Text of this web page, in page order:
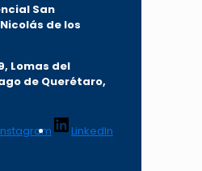
San
de los
Lomas del
de Querétaro,
LinkedIn